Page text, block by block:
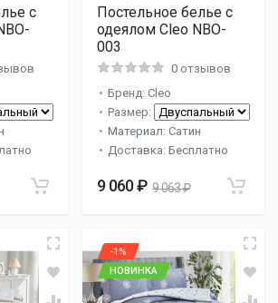
с
Постельное белье с
одеялом Cleo NBO-
003
0 отзывов
Бренд: Cleo
Размер:
Материал: Сатин
Доставка: Бесплатно
9 060 ₽ 9 063 ₽
-1%
НОВИНКА